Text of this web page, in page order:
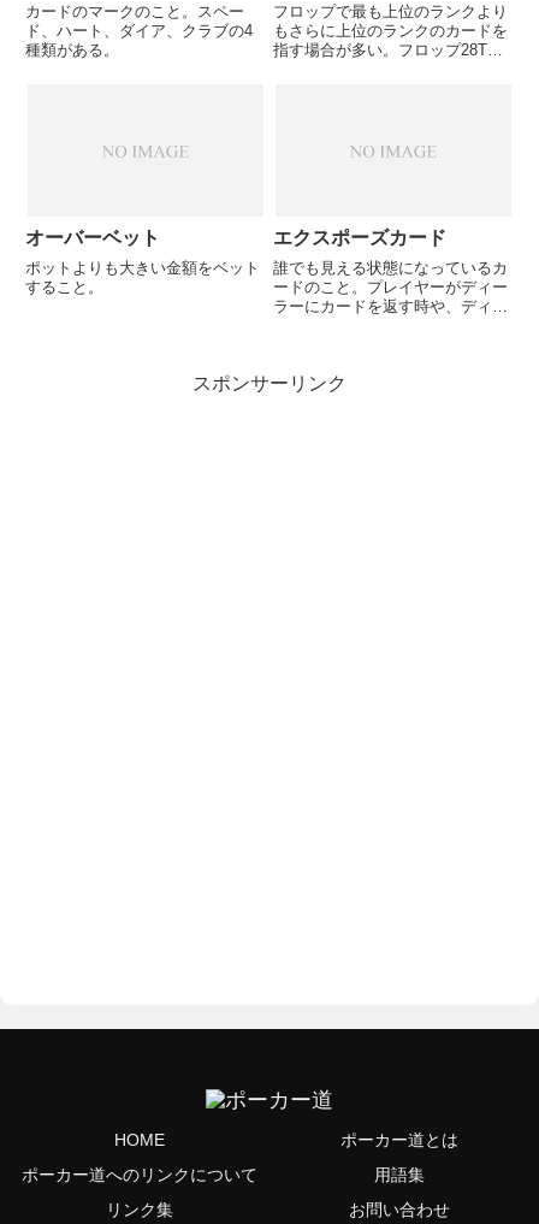
カードのマークのこと。スペー
ド、ハート、ダイア、クラブの4
種類がある。
フロップで最も上位のランクより
もさらに上位のランクのカードを
指す場合が多い。フロップ28T、
「ワンオーバー」は1枚だけ...
オーバーベット
ポットよりも大きい金額をベット
すること。
エクスポーズカード
誰でも見える状態になっているカ
ードのこと。プレイヤーがディー
ラーにカードを返す時や、ディー
配られるカードもエクスポーズカ
スポンサーリンク
HOME
ポーカー道とは
ポーカー道へのリンクについて
用語集
リンク集
お問い合わせ